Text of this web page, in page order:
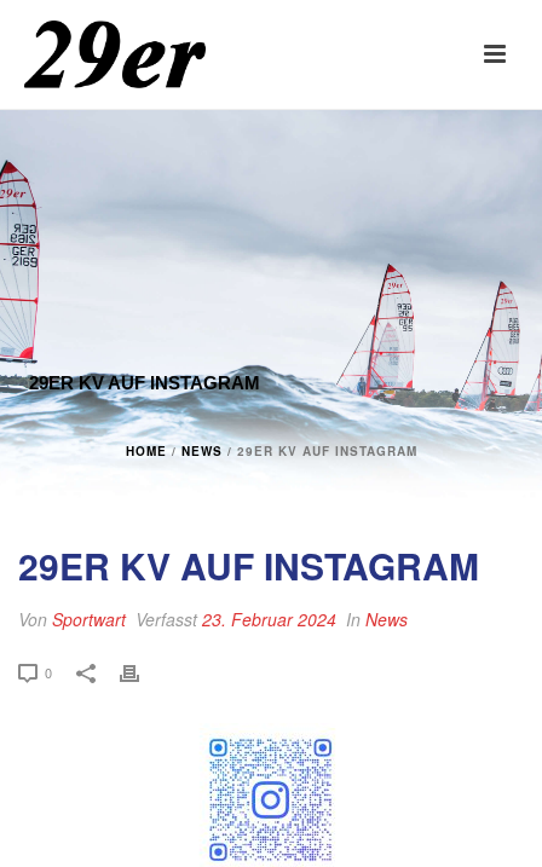
29ER KV AUF INSTAGRAM
HOME/NEWS / 29ER KV AUF INSTAGRAM
29ER KV AUF INSTAGRAM
Von Sportwart Verfasst23. Februar 2024 In News
0